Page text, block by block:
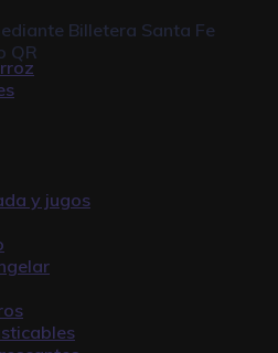
Billetera Santa Fe
QR
y jugos